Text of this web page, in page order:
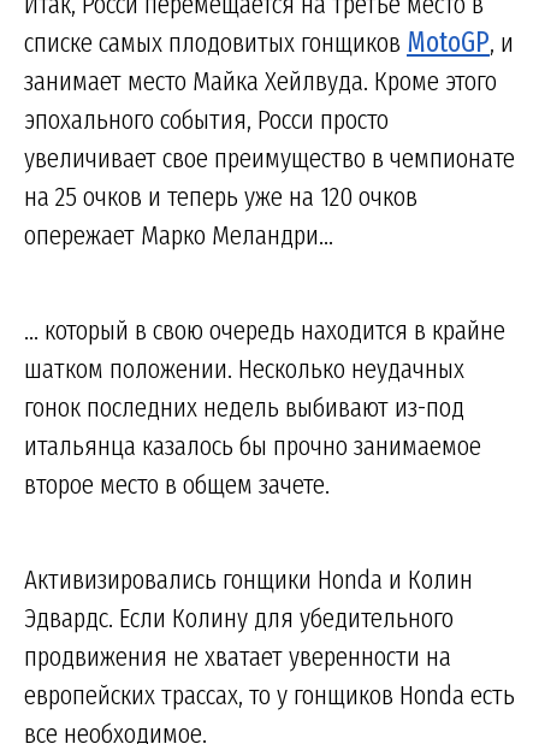
списке самых плодовитых гонщиков MotoGP, и
занимает место Майка Хейлвуда. Кроме этого
эпохального события, Росси просто
увеличивает свое преимущество в чемпионате
на 25 очков и теперь уже на 120 очков
опережает Марко Меландри...
... который в свою очередь находится в крайне
шатком положении. Несколько неудачных
гонок последних недель выбивают из-под
итальянца казалось бы прочно занимаемое
второе место в общем зачете.
Активизировались гонщики Honda и Колин
Эдвардс. Если Колину для убедительного
продвижения не хватает уверенности на
европейских трассах, то у гонщиков Honda есть
все необходимое.